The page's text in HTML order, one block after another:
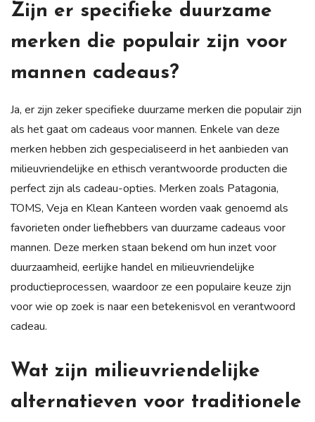
Zijn er specifieke duurzame
merken die populair zijn voor
mannen cadeaus?
Ja, er zijn zeker specifieke duurzame merken die populair zijn
als het gaat om cadeaus voor mannen. Enkele van deze
merken hebben zich gespecialiseerd in het aanbieden van
milieuvriendelijke en ethisch verantwoorde producten die
perfect zijn als cadeau-opties. Merken zoals Patagonia,
TOMS, Veja en Klean Kanteen worden vaak genoemd als
favorieten onder liefhebbers van duurzame cadeaus voor
mannen. Deze merken staan bekend om hun inzet voor
duurzaamheid, eerlijke handel en milieuvriendelijke
productieprocessen, waardoor ze een populaire keuze zijn
voor wie op zoek is naar een betekenisvol en verantwoord
cadeau.
Wat zijn milieuvriendelijke
alternatieven voor traditionele